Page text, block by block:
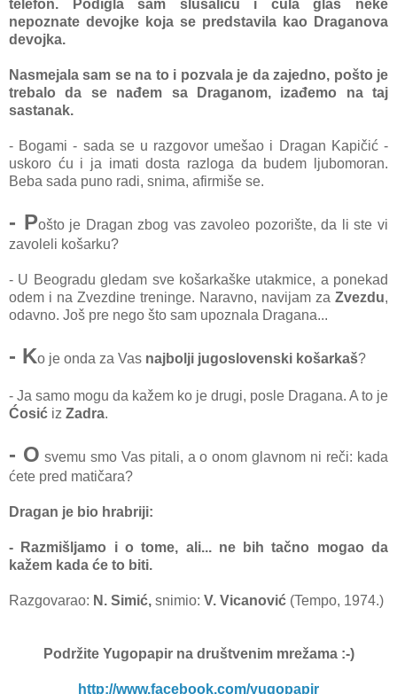
telefon. Podigla sam slušalicu i čula glas neke
nepoznate devojke koja se predstavila kao Draganova
devojka.
Nasmejala sam se na to i pozvala je da zajedno, pošto je
trebalo da se nađem sa Draganom, izađemo na taj
sastanak.
- Bogami - sada se u razgovor umešao i Dragan Kapičić -
uskoro ću i ja imati dosta razloga da budem ljubomoran.
Beba sada puno radi, snima, afirmiše se.
- Pošto je Dragan zbog vas zavoleo pozorište, da li ste vi
zavoleli košarku?
- U Beogradu gledam sve košarkaške utakmice, a ponekad
odem i na Zvezdine treninge. Naravno, navijam za Zvezdu,
odavno. Još pre nego što sam upoznala Dragana...
- Ko je onda za Vas najbolji jugoslovenski košarkaš?
- Ja samo mogu da kažem ko je drugi, posle Dragana. A to je
Ćosić iz Zadra.
- O svemu smo Vas pitali, a o onom glavnom ni reči: kada
ćete pred matičara?
Dragan je bio hrabriji:
- Razmišljamo i o tome, ali... ne bih tačno mogao da
kažem kada će to biti.
Razgovarao: N. Simić, snimio: V. Vicanović (Tempo, 1974.)
Podržite Yugopapirna društvenim mrežama :-)
http://www.facebook.com/yugopapir